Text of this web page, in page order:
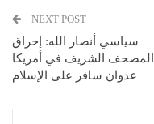
NEXT POST
سياسي أنصار الله: إحراق
المصحف الشريف في أمريكا
عدوان سافر على الإسلام